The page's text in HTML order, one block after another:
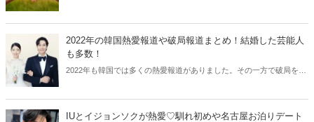
2022年の韓国熱愛報道や破局報道まとめ！結婚した芸能人
も多数！
2022年も韓国では多くの熱愛報道がありました。その一方で破局を選
IUとイジョンソクが熱愛♡馴れ初めや名古屋お泊りデート